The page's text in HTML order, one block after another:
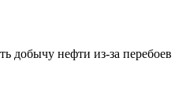
добычу нефти из-за